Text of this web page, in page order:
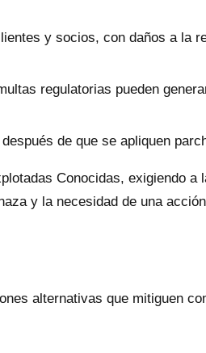
y socios, con daños a la
regulatorias pueden
de que se apliquen
Conocidas, exigiendo a
y la necesidad de una
alternativas que mitiguen